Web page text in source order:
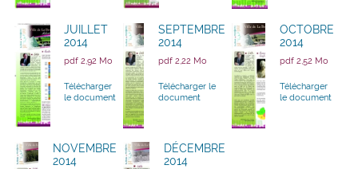
JUILLET
2014
pdf 2,92 Mo
Télécharger
le document
SEPTEMBRE
2014
pdf 2,22 Mo
Télécharger le
document
OCTOBRE
2014
pdf 2,52 Mo
Télécharger
le document
NOVEMBRE
2014
DÉCEMBRE
2014